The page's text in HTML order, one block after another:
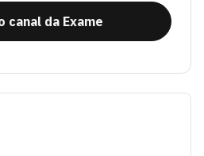
canal da Exame